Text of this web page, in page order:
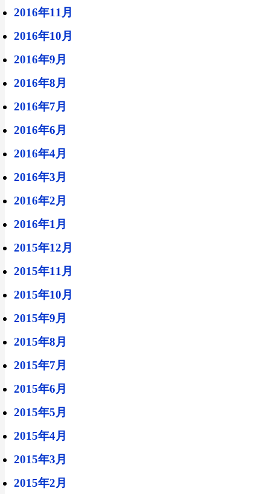
2016年11月
2016年10月
2016年9月
2016年8月
2016年7月
2016年6月
2016年4月
2016年3月
2016年2月
2016年1月
2015年12月
2015年11月
2015年10月
2015年9月
2015年8月
2015年7月
2015年6月
2015年5月
2015年4月
2015年3月
2015年2月